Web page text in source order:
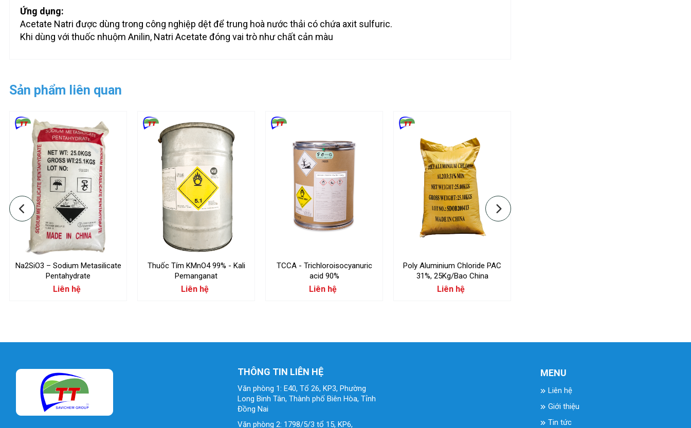
Ứng dụng:
Acetate Natri được dùng trong công nghiệp dệt để trung hoà nước thải có chứa axit sulfuric.
Khi dùng với thuốc nhuộm Anilin, Natri Acetate đóng vai trò như chất cản màu
Sản phẩm liên quan
Na2SiO3 – Sodium Metasilicate
Pentahydrate
Liên hệ
Thuốc Tím KMnO4 99% - Kali
Pemanganat
Liên hệ
TCCA - Trichloroisocyanuric
acid 90%
Liên hệ
Poly Aluminium Chloride PAC
31%, 25Kg/Bao China
Liên hệ
THÔNG TIN LIÊN HỆ
Văn phòng 1: E40, Tổ 26, KP3, Phường
Long Binh Tân, Thành phố Biên Hòa, Tỉnh
Đồng Nai
Văn phòng 2: 1798/5/3 tổ 15, KP6,
MENU
Liên hệ
Giới thiệu
Tin tức